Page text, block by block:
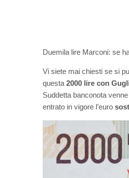
Duemila lire Marconi: se
Vi siete mai chiesti se si
questa 2000 lire con
Suddetta banconota
entrato in vigore l’euro